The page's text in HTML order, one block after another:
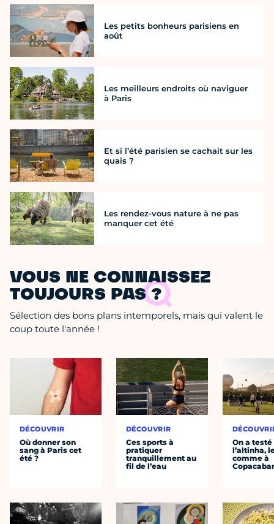
Les petits bonheurs parisiens en
août
Les meilleurs endroits où naviguer
à Paris
Et si l’été parisien se cachait sur les
quais ?
Les rendez-vous nature à ne pas
manquer cet été
VOUS NE CONNAISSEZ
TOUJOURS PAS ?
Sélection des bons plans intemporels, mais qui valent le
coup toute l'année !
DÉCOUVRIR
Où donner son
sang à Paris cet
été ?
DÉCOUVRIR
Ces sports à
pratiquer
tranquillement au
fil de l’eau
On a testé
l’altinha,
comme à